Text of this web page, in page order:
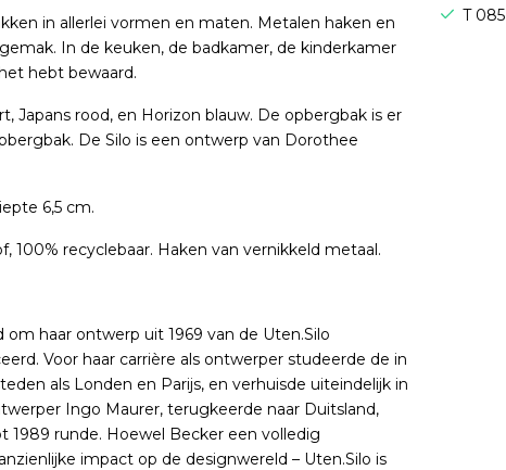
T
in allerlei vormen en maten. Metalen haken en
In de keuken, de badkamer, de kinderkamer
hebt bewaard.
Japans rood, en Horizon blauw. De opbergbak is er
De Silo is een ontwerp van Dorothee
6,5 cm.
100% recyclebaar. Haken van vernikkeld metaal.
haar ontwerp uit 1969 van de Uten.Silo
Voor haar carrière als ontwerper studeerde de in
als Londen en Parijs, en verhuisde uiteindelijk in
Ingo Maurer, terugkeerde naar Duitsland,
1989 runde. Hoewel Becker een volledig
impact op de designwereld – Uten.Silo is